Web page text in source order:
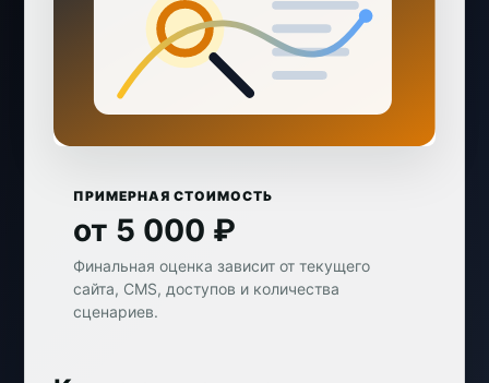
ПРИМЕРНАЯ СТОИМОСТЬ
от 5 000 ₽
Финальная оценка зависит от текущего
сайта, CMS, доступов и количества
сценариев.